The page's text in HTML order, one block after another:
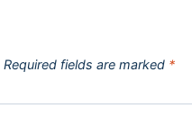
Required fields are marked *